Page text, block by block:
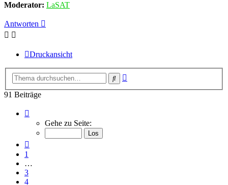
Moderator: LaSAT
Antworten
Druckansicht
Suche
91 Beiträge
von
Gehe zu Seite:
1
…
3
4